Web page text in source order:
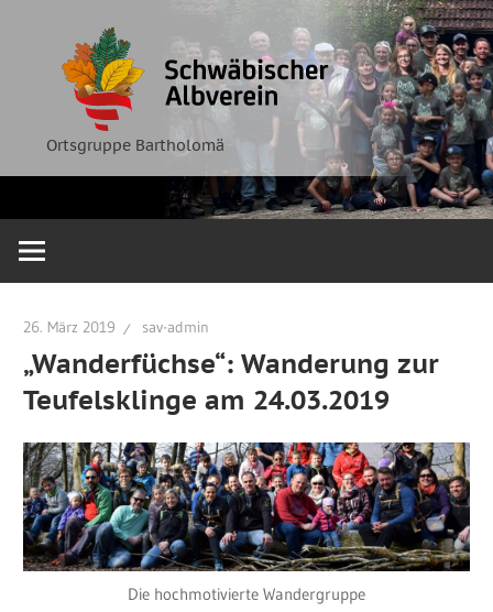
springen
Ortsgruppe Bartholomä
Albverein
Ortsgruppe
Bartholomä
26. März 2019 sav-admin
„Wanderfüchse“: Wanderung zur
Teufelsklinge am 24.03.2019
Die hochmotivierte Wandergruppe